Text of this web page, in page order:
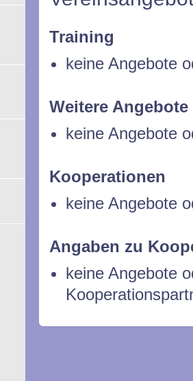
Training
keine Angebote
Weitere Angebote
keine Angebote
Kooperationen
keine Angebote
Angaben zu
keine Angebote